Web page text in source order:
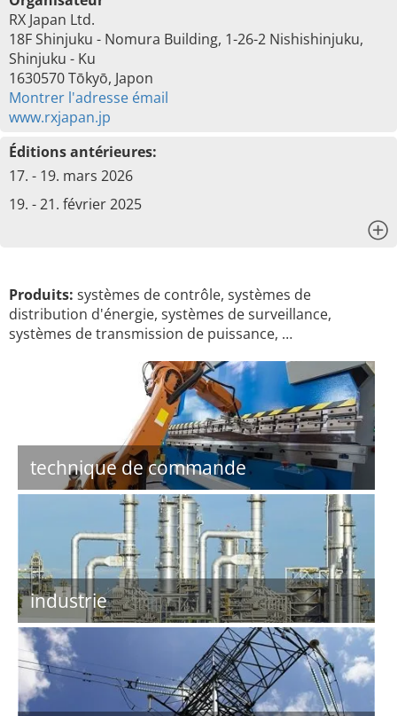
RX Japan Ltd.
18F Shinjuku - Nomura Building, 1-26-2 Nishishinjuku,
Shinjuku - Ku
1630570 Tōkyō, Japon
Montrer l'adresse émail
www.rxjapan.jp
Éditions antérieures:
17. - 19. mars 2026
19. - 21. février 2025
Produits: systèmes de contrôle, systèmes de
distribution d'énergie, systèmes de surveillance,
systèmes de transmission de puissance, …
technique de commande
industrie